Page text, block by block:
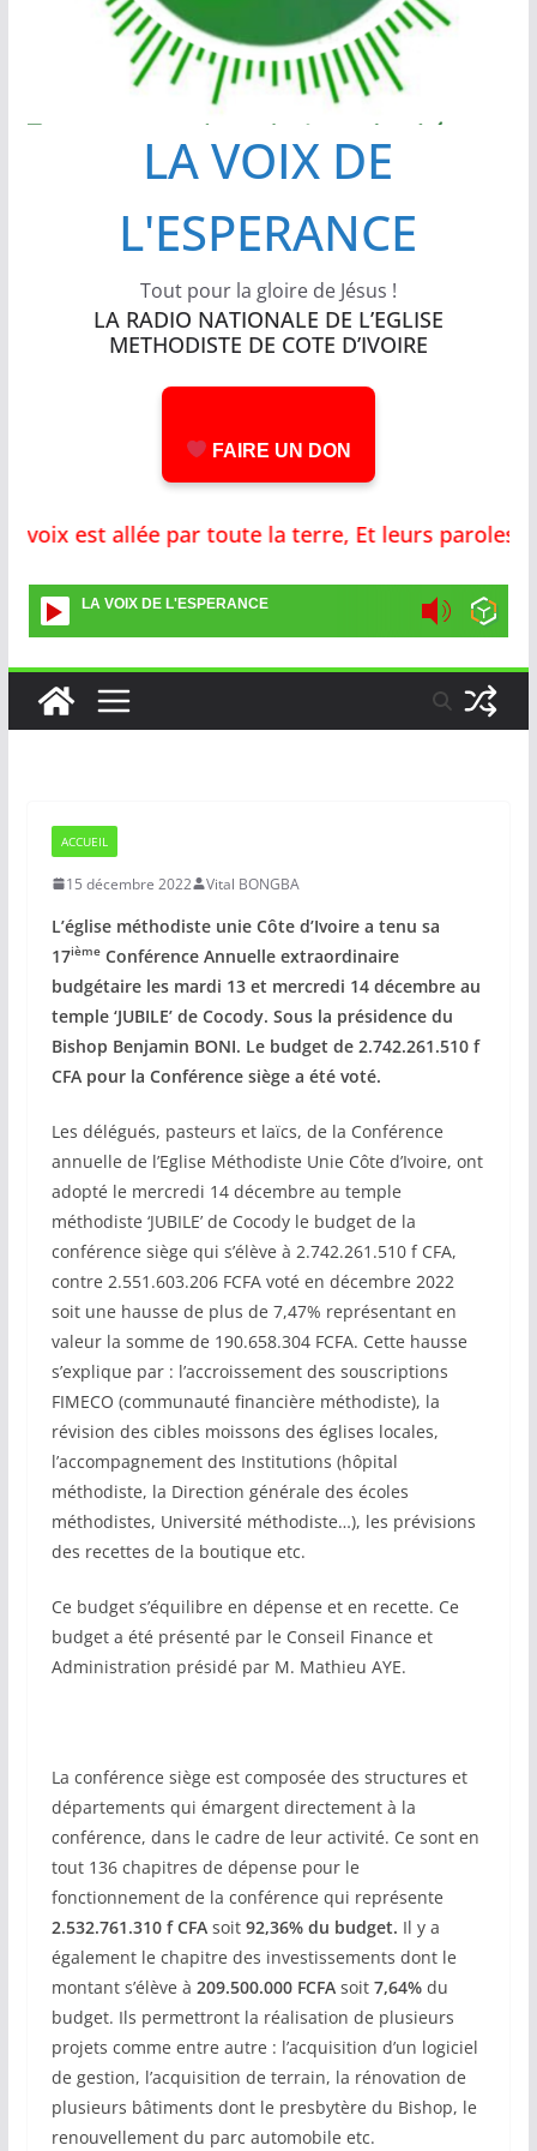
LA VOIX DE
L'ESPERANCE
Tout pour la gloire de Jésus !
LA RADIO NATIONALE DE L’EGLISE
METHODISTE DE COTE D’IVOIRE
FAIRE UN DON
est allée par toute la terre, Et leurs paroles
LA VOIX DE L'ESPERANCE
ACCUEIL
15 décembre 2022 Vital BONGBA
L’église méthodiste unie Côte d’Ivoire a tenu sa
17ièmeConférence Annuelle extraordinaire
budgétaire les mardi 13 et mercredi 14 décembre au
temple ‘JUBILE’ de Cocody. Sous la présidence du
Bishop Benjamin BONI. Le budget de 2.742.261.510 f
CFA pour la Conférence siège a été voté.
Les délégués, pasteurs et laïcs, de la Conférence
annuelle de l’Eglise Méthodiste Unie Côte d’Ivoire, ont
adopté le mercredi 14 décembre au temple
méthodiste ‘JUBILE’ de Cocody le budget de la
conférence siège qui s’élève à 2.742.261.510 f CFA,
contre 2.551.603.206 FCFA voté en décembre 2022
soit une hausse de plus de 7,47% représentant en
valeur la somme de 190.658.304 FCFA. Cette hausse
s’explique par : l’accroissement des souscriptions
FIMECO (communauté financière méthodiste), la
révision des cibles moissons des églises locales,
l’accompagnement des Institutions (hôpital
méthodiste, la Direction générale des écoles
méthodistes, Université méthodiste…), les prévisions
des recettes de la boutique etc.
Ce budget s’équilibre en dépense et en recette. Ce
budget a été présenté par le Conseil Finance et
Administration présidé par M. Mathieu AYE.
La conférence siège est composée des structures et
départements qui émargent directement à la
conférence, dans le cadre de leur activité. Ce sont en
tout 136 chapitres de dépense pour le
fonctionnement de la conférence qui représente
2.532.761.310 f CFA soit92,36% du budget. Il y a
également le chapitre des investissements dont le
montant s’élève à 209.500.000 FCFAsoit 7,64%du
budget. Ils permettront la réalisation de plusieurs
projets comme entre autre : l’acquisition d’un logiciel
de gestion, l’acquisition de terrain, la rénovation de
plusieurs bâtiments dont le presbytère du Bishop, le
renouvellement du parc automobile etc.